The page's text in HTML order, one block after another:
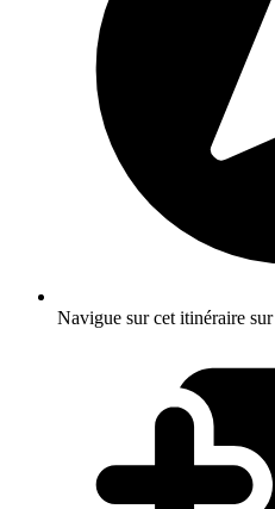
Navigue sur cet itinéraire sur